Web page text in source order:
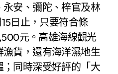
安、彌陀、梓官及林
日止，只要符合條
元。高雄海線觀光
貨，還有海洋濕地生
同時深受好評的「大